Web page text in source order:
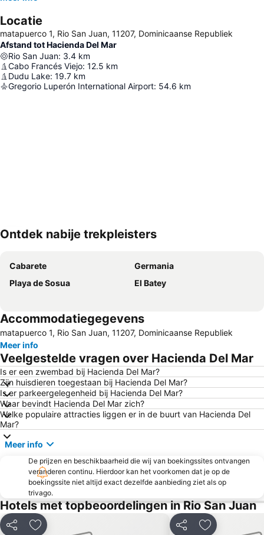
Locatie
matapuerco 1, Rio San Juan, 11207, Dominicaanse Republiek
Afstand tot Hacienda Del Mar
Rio San Juan: 3.4 km
Cabo Francés Viejo: 12.5 km
Dudu Lake: 19.7 km
Gregorio Luperón International Airport: 54.6 km
Kaart uitvouwen
Ontdek nabije trekpleisters
Cabarete
Germania
Playa de Sosua
El Batey
Accommodatiegegevens
matapuerco 1, Rio San Juan, 11207, Dominicaanse Republiek
Meer info
Veelgestelde vragen over Hacienda Del Mar
Is er een zwembad bij Hacienda Del Mar?
Zijn huisdieren toegestaan bij Hacienda Del Mar?
Is er parkeergelegenheid bij Hacienda Del Mar?
Waar bevindt Hacienda Del Mar zich?
Welke populaire attracties liggen er in de buurt van Hacienda Del
Mar?
Meer info
De prijzen en beschikbaarheid die wij van boekingssites ontvangen
veranderen continu. Hierdoor kan het voorkomen dat je op de
boekingssite niet altijd exact dezelfde aanbieding ziet als op
trivago.
Hotels met topbeoordelingen in Rio San Juan
Delen Toevoegen aan favorieten Delen Toevoegen